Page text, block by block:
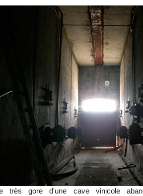
très gore d'une cave vinicole